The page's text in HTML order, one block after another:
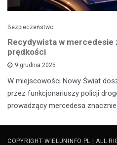
Bezpieczeństwo
Recydywista w mercedesie
prędkości
9 grudnia 2025
W miejscowości Nowy Świat
przez funkcjonariuszy policji
prowadzący mercedesa
COPYRIGHT WIELUNINFO.PL | ALL